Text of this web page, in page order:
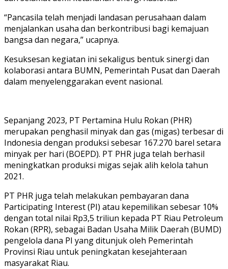
“Pancasila telah menjadi landasan perusahaan dalam
menjalankan usaha dan berkontribusi bagi kemajuan
bangsa dan negara,” ucapnya.
Kesuksesan kegiatan ini sekaligus bentuk sinergi dan
kolaborasi antara BUMN, Pemerintah Pusat dan Daerah
dalam menyelenggarakan event nasional.
Sepanjang 2023, PT Pertamina Hulu Rokan (PHR)
merupakan penghasil minyak dan gas (migas) terbesar di
Indonesia dengan produksi sebesar 167.270 barel setara
minyak per hari (BOEPD). PT PHR juga telah berhasil
meningkatkan produksi migas sejak alih kelola tahun
2021.
PT PHR juga telah melakukan pembayaran dana
Participating Interest (PI) atau kepemilikan sebesar 10%
dengan total nilai Rp3,5 triliun kepada PT Riau Petroleum
Rokan (RPR), sebagai Badan Usaha Milik Daerah (BUMD)
pengelola dana PI yang ditunjuk oleh Pemerintah
Provinsi Riau untuk peningkatan kesejahteraan
masyarakat Riau.